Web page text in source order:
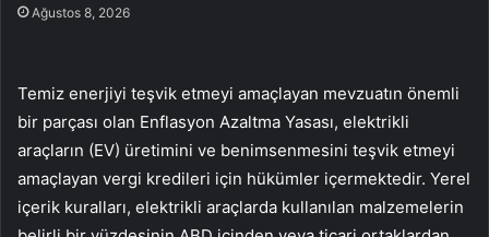
Ağustos 8, 2026
Temiz enerjiyi teşvik etmeyi amaçlayan mevzuatın önemli
bir parçası olan Enflasyon Azaltma Yasası, elektrikli
araçların (EV) üretimini ve benimsenmesini teşvik etmeyi
amaçlayan vergi kredileri için hükümler içermektedir. Yerel
içerik kuralları, elektrikli araçlarda kullanılan malzemelerin